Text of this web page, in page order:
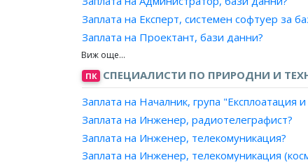
Заплата на Експерт, системен софтуер за
Заплата на Проектант, бази данни?
Заплата на Програмист, бази данни?
ПК СПЕЦИАЛИСТИ ПО ПРИРОДНИ И
Заплата на Началник, група
Заплата на Инженер, радиотелеграфист?
Заплата на Инженер, телекомуникация?
Заплата на Инженер, телекомуникация